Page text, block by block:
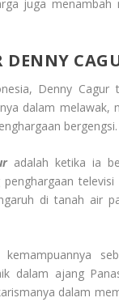
juga
DENNY
Denny Cagur
dalam melawak,
bergengsi.
adalah ketika ia
televisi
di tanah air
dalam ajang
dalam